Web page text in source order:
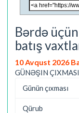
Bərdə
batış
10 Avqust 2026
GÜNƏŞIN
Günün çıxması
Qürub